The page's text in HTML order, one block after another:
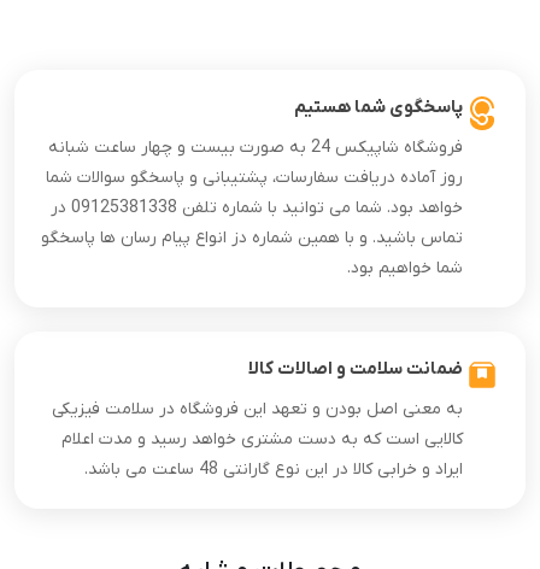
پاسخگوی شما هستیم
فروشگاه شاپیکس 24 به صورت بیست و چهار ساعت شبانه
روز آماده دریافت سفارسات، پشتیبانی و پاسخگو سوالات شما
خواهد بود. شما می توانید با شماره تلفن 09125381338 در
تماس باشید. و با همین شماره دز انواع پیام رسان ها پاسخگو
شما خواهیم بود.
ضمانت سلامت و اصالات کالا
به معنی اصل بودن و تعهد این فروشگاه در سلامت فیزیکی
کالایی است که به دست مشتری خواهد رسید و مدت اعلام
ایراد و خرابی کالا در این نوع گارانتی 48 ساعت می باشد.